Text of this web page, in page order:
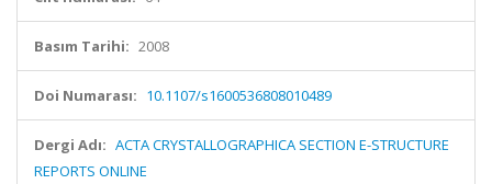
Basım Tarihi: 2008
Doi Numarası: 10.1107/s1600536808010489
Dergi Adı: ACTA CRYSTALLOGRAPHICA SECTION E-STRUCTURE
REPORTS ONLINE